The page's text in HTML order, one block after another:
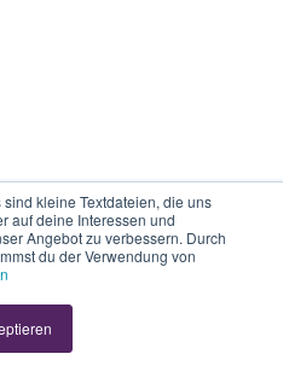
kleine Textdateien, die uns
auf deine Interessen und
Angebot zu verbessern. Durch
du der Verwendung von